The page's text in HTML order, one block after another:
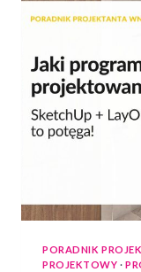
PORADNIK
PROJEKTOWY ·